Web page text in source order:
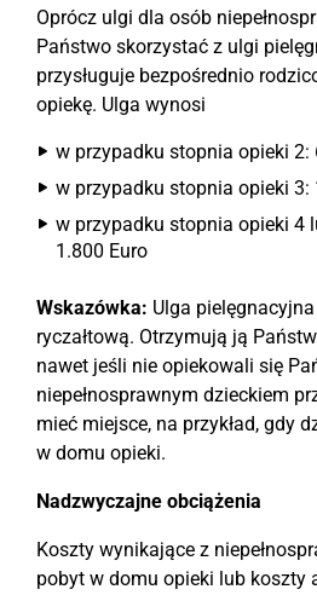
Oprócz ulgi dla osób
Państwo skorzystać z ulgi
przysługuje bezpośrednio
opiekę. Ulga wynosi
w przypadku stopnia opieki 2:
w przypadku stopnia opieki 3:
w przypadku stopnia opieki 4
1.800 Euro
Wskazówka: Ulga
ryczałtową. Otrzymują ją
nawet jeśli nie opiekowali się
niepełnosprawnym dzieckiem
mieć miejsce, na przykład, gdy
w domu opieki.
Nadzwyczajne obciążenia
Koszty wynikające z
pobyt w domu opieki lub koszty